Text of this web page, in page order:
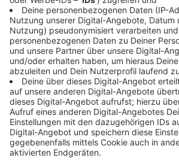
Veröffentlicht:Dienstag, 14.07.2020 13:48
Anzeige